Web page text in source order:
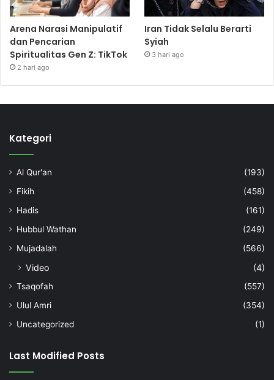
Arena Narasi Manipulatif
dan Pencarian
Spiritualitas Gen Z: TikTok
2 hari ago
Iran Tidak Selalu Berarti
Syiah
3 hari ago
Kategori
Al Qur'an
(193)
Fikih
(458)
Hadis
(161)
Hubbul Wathan
(249)
Mujadalah
(566)
Video (4)
Tsaqofah
(557)
Ulul Amri
(354)
Uncategorized
(1)
Last Modified Posts